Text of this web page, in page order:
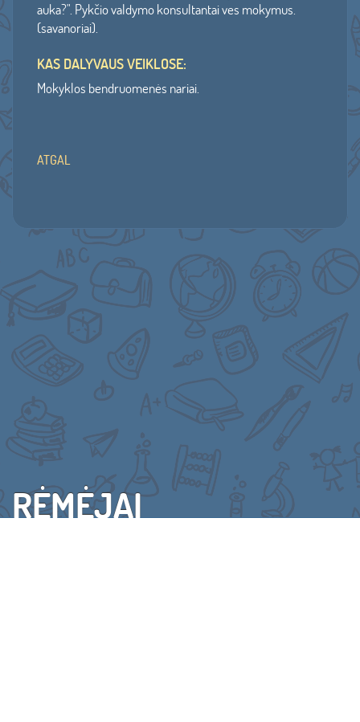
auka?". Pykčio valdymo konsultantai ves mokymus.
(savanoriai).
KAS DALYVAUS VEIKLOSE:
Mokyklos bendruomenės nariai.
ATGAL
RĖMĖJAI